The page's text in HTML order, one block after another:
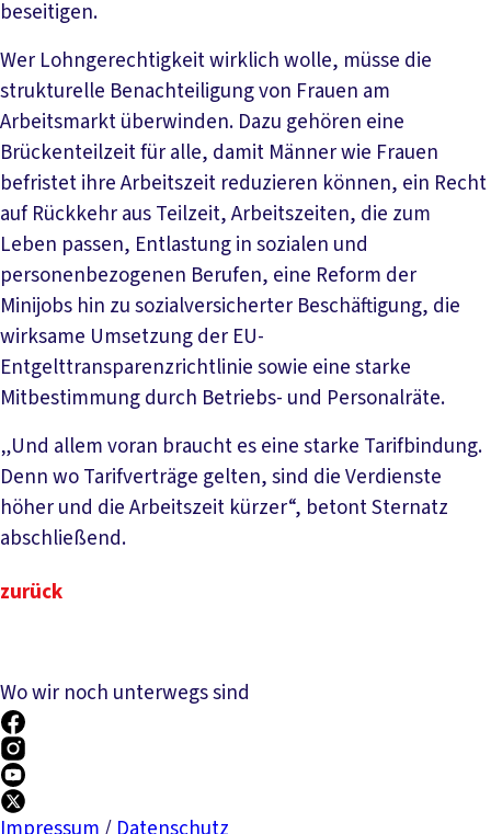
beseitigen.
Wer Lohngerechtigkeit wirklich wolle, müsse die
strukturelle Benachteiligung von Frauen am
Arbeitsmarkt überwinden. Dazu gehören eine
Brückenteilzeit für alle, damit Männer wie Frauen
befristet ihre Arbeitszeit reduzieren können, ein Recht
auf Rückkehr aus Teilzeit, Arbeitszeiten, die zum
Leben passen, Entlastung in sozialen und
personenbezogenen Berufen, eine Reform der
Minijobs hin zu sozialversicherter Beschäftigung, die
wirksame Umsetzung der EU-
Entgelttransparenzrichtlinie sowie eine starke
Mitbestimmung durch Betriebs- und Personalräte.
„Und allem voran braucht es eine starke Tarifbindung.
Denn wo Tarifverträge gelten, sind die Verdienste
höher und die Arbeitszeit kürzer“, betont Sternatz
abschließend.
zurück
Wo wir noch unterwegs sind